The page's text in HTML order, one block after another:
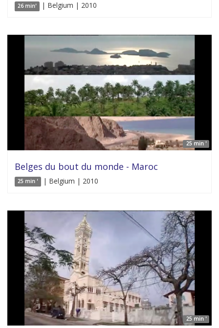
26 min' | Belgium | 2010
25 min '
Belges du bout du monde - Maroc
25 min ' | Belgium | 2010
25 min '